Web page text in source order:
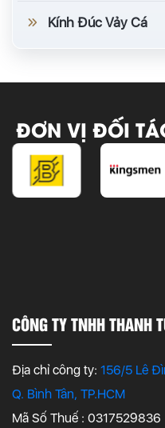
Kính Đúc Vảy Cá
ĐƠN VỊ ĐỐI
CÔNG TY TNHH THANH
Địa chỉ công ty: 156/5 Lê
Q. Bình Tân, TP.HCM
Mã Số Thuế : 0317529836